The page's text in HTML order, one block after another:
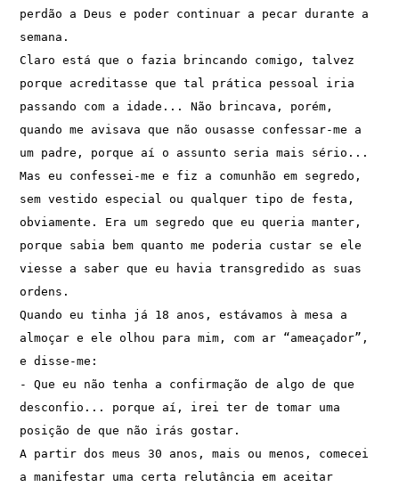
perdão a Deus e poder continuar a pecar durante a
semana.
Claro está que o fazia brincando comigo, talvez
porque acreditasse que tal prática pessoal iria
passando com a idade... Não brincava, porém,
quando me avisava que não ousasse confessar-me a
um padre, porque aí o assunto seria mais sério...
Mas eu confessei-me e fiz a comunhão em segredo,
sem vestido especial ou qualquer tipo de festa,
obviamente. Era um segredo que eu queria manter,
porque sabia bem quanto me poderia custar se ele
viesse a saber que eu havia transgredido as suas
ordens.
Quando eu tinha já 18 anos, estávamos à mesa a
almoçar e ele olhou para mim, com ar “ameaçador”,
e disse-me:
- Que eu não tenha a confirmação de algo de que
desconfio... porque aí, irei ter de tomar uma
posição de que não irás gostar.
A partir dos meus 30 anos, mais ou menos, comecei
a manifestar uma certa relutância em aceitar